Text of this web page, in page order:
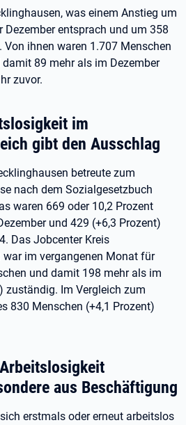
was einem Anstieg um
Dezember entsprach und um 358
ihnen waren 1.707 Menschen
89 mehr als im Dezember
zuvor.
im
gibt den Ausschlag
betreute zum
nach dem Sozialgesetzbuch
waren 669 oder 10,2 Prozent
und 429 (+6,3 Prozent)
Das Jobcenter Kreis
war im vergangenen Monat für
und damit 198 mehr als im
zuständig. Im Vergleich zum
830 Menschen (+4,1 Prozent)
aus Beschäftigung
erstmals oder erneut arbeitslos